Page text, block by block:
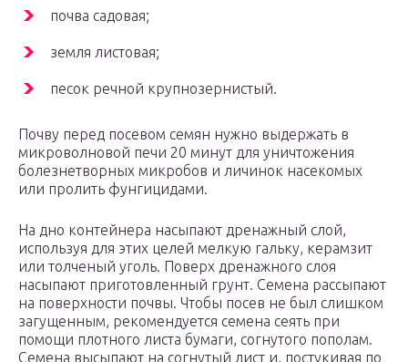
почва садовая;
земля листовая;
песок речной крупнозернистый.
Почву перед посевом семян нужно выдержать в
микроволновой печи 20 минут для уничтожения
болезнетворных микробов и личинок насекомых
или пролить фунгицидами.
На дно контейнера насыпают дренажный слой,
используя для этих целей мелкую гальку, керамзит
или толченый уголь. Поверх дренажного слоя
насыпают приготовленный грунт. Семена рассыпают
на поверхности почвы. Чтобы посев не был слишком
загущенным, рекомендуется семена сеять при
помощи плотного листа бумаги, согнутого пополам.
Семена высыпают на согнутый лист и, постукивая по